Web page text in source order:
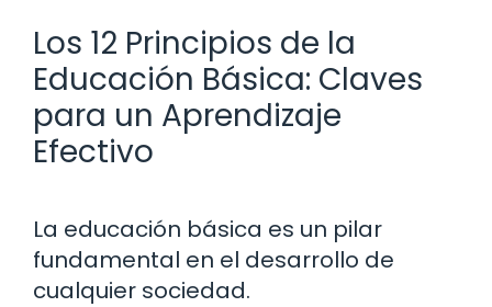
Los 12 Principios de la
Educación Básica: Claves
para un Aprendizaje
Efectivo
La educación básica es un pilar
fundamental en el desarrollo de
cualquier sociedad.